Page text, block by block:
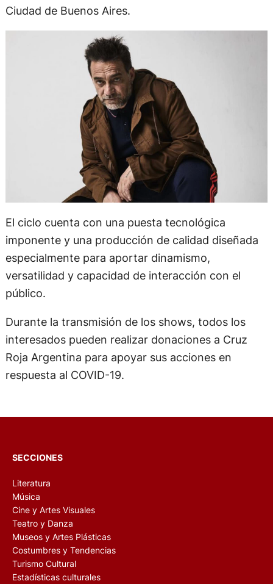
Ciudad de Buenos Aires.
El ciclo cuenta con una puesta tecnológica
imponente y una producción de calidad diseñada
especialmente para aportar dinamismo,
versatilidad y capacidad de interacción con el
público.
Durante la transmisión de los shows, todos los
interesados pueden realizar donaciones a Cruz
Roja Argentina para apoyar sus acciones en
respuesta al COVID-19.
SECCIONES
Literatura
Música
Cine y Artes Visuales
Teatro y Danza
Museos y Artes Plásticas
Costumbres y Tendencias
Turismo Cultural
Estadísticas culturales